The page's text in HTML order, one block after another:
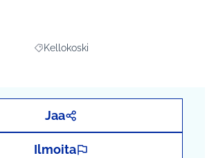
Rajaa tulokset aihepiirin mukaan:
Kellokoski
Jaa
Ilmoita